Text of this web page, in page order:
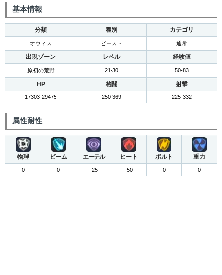
基本情報
分類 種別 カテゴリ
オウィス ビースト 通常
出現ゾーン レベル 経験値
原初の荒野 21-30 50-83
HP 格闘 射撃
17303-29475 250-369 225-332
属性耐性
物理 ビーム エーテル ヒート ボルト 重力
0 0 -25 -50 0 0